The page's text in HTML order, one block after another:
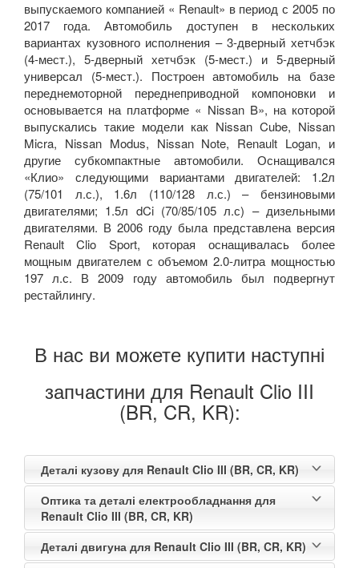
выпускаемого компанией « Renault» в период с 2005 по
2017 года. Автомобиль доступен в нескольких
вариантах кузовного исполнения – 3-дверный хетчбэк
(4-мест.), 5-дверный хетчбэк (5-мест.) и 5-дверный
универсал (5-мест.). Построен автомобиль на базе
переднемоторной переднеприводной компоновки и
основывается на платформе « Nissan B», на которой
выпускались такие модели как Nissan Cube, Nissan
Micra, Nissan Modus, Nissan Note, Renault Logan, и
другие субкомпактные автомобили. Оснащивался
«Клио» следующими вариантами двигателей: 1.2л
(75/101 л.с.), 1.6л (110/128 л.с.) – бензиновыми
двигателями; 1.5л dCi (70/85/105 л.с) – дизельными
двигателями. В 2006 году была представлена версия
Renault Clio Sport, которая оснащивалась более
мощным двигателем с объемом 2.0-литра мощностью
197 л.с. В 2009 году автомобиль был подвергнут
рестайлингу.
В нас ви можете купити наступні
запчастини для Renault Clio III
(BR, CR, KR):
Деталі кузову для Renault Clio III (BR, CR, KR)
Оптика та деталі електрообладнання для
Renault Clio III (BR, CR, KR)
Деталі двигуна для Renault Clio III (BR, CR, KR)